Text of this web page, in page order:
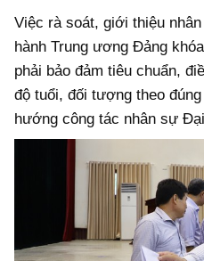
Việc rà soát, giới thiệu
hành Trung ương Đảng
phải bảo đảm tiêu chuẩn,
độ tuổi, đối tượng theo
hướng công tác nhân sự